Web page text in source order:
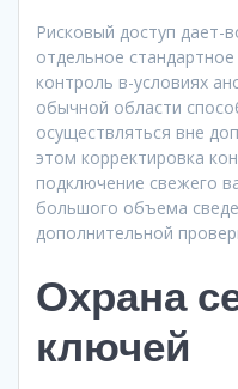
Рисковый доступ дает-
отдельное
контроль в-условиях
обычной области
осуществляться вне
этом корректировка
подключение свежего
большого объема
дополнительной
Охрана
ключей